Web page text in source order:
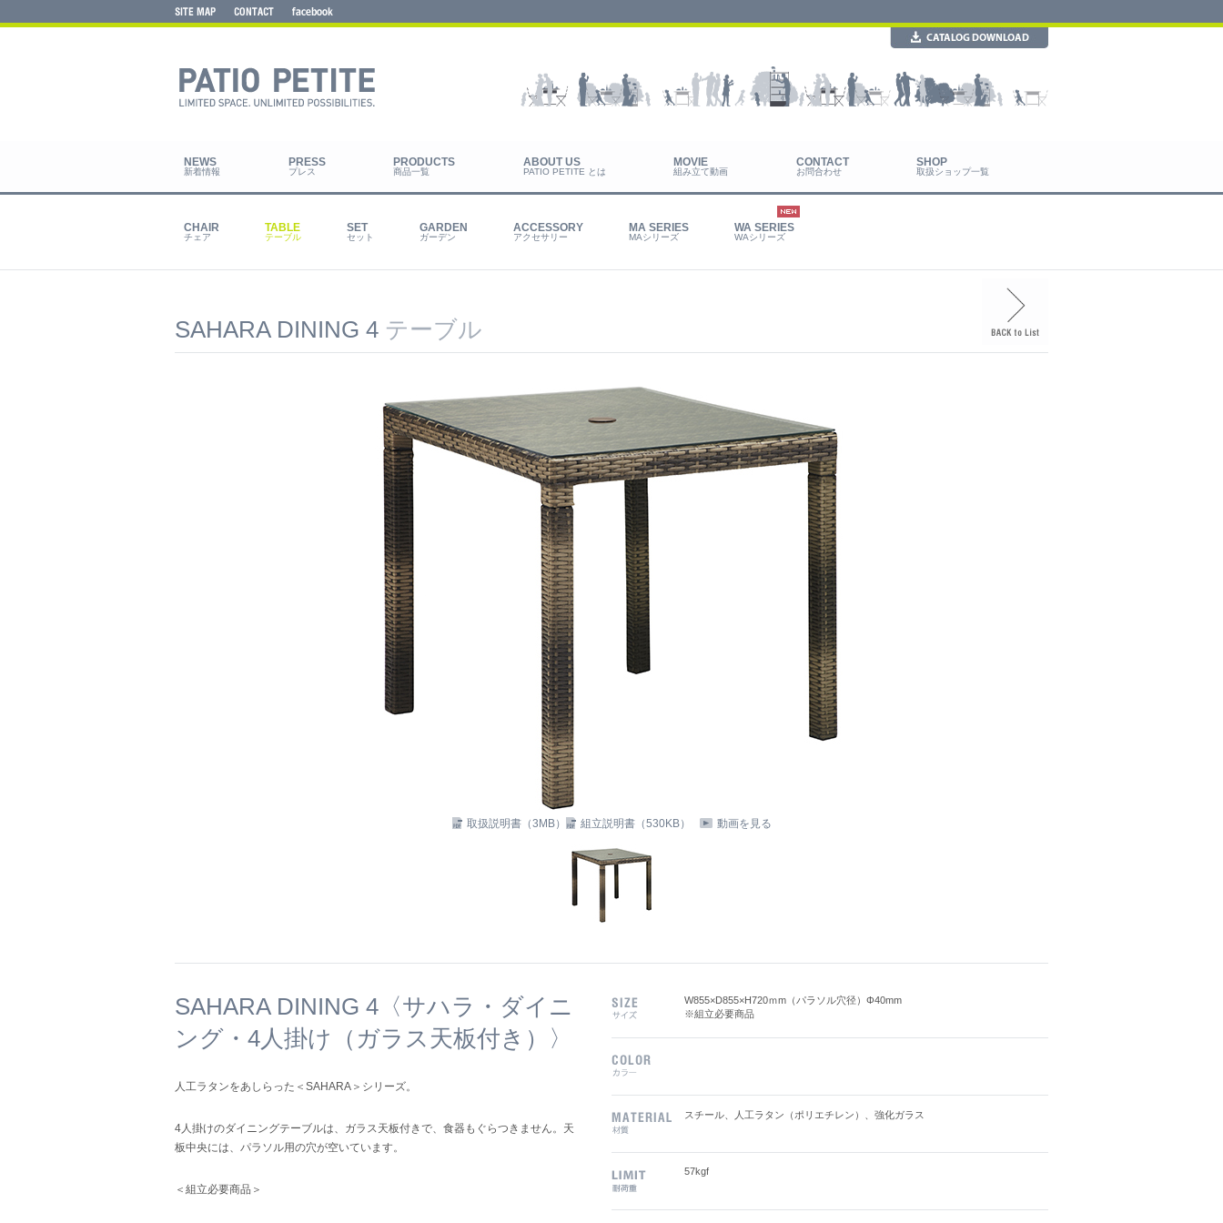
新着情報 プレス 商品一覧 PATIO PETITE とは 組み立て動画 お問合わせ 取扱ショップ一覧
チェア テーブル セット ガーデン アクセサリー MAシリーズ WAシリーズ
SAHARA DINING 4 テーブル
取扱説明書（3MB） 組立説明書（530KB） 動画を見る
SAHARA DINING 4〈サハラ・ダイニ
ング・4人掛け（ガラス天板付き）〉
人工ラタンをあしらった＜SAHARA＞シリーズ。
4人掛けのダイニングテーブルは、ガラス天板付きで、食器もぐらつきません。天
板中央には、パラソル用の穴が空いています。
＜組立必要商品＞
W855×D855×H720ｍm（パラソル穴径）Φ40mm
※組立必要商品
スチール、人工ラタン（ポリエチレン）、強化ガラス
57kgf